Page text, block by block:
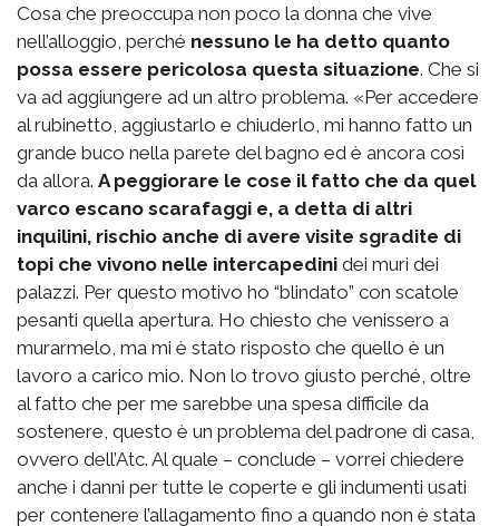
Cosa che preoccupa non poco la donna che vive
nell’alloggio, perché nessuno le ha detto quanto
possa essere pericolosa questa situazione. Che si
va ad aggiungere ad un altro problema. «Per accedere
al rubinetto, aggiustarlo e chiuderlo, mi hanno fatto un
grande buco nella parete del bagno ed è ancora così
da allora. A peggiorare le cose il fatto che da quel
varco escano scarafaggi e, a detta di altri
inquilini, rischio anche di avere visite sgradite di
topi che vivono nelle intercapedini dei muri dei
palazzi. Per questo motivo ho “blindato” con scatole
pesanti quella apertura. Ho chiesto che venissero a
murarmelo, ma mi è stato risposto che quello è un
lavoro a carico mio. Non lo trovo giusto perché, oltre
al fatto che per me sarebbe una spesa difficile da
sostenere, questo è un problema del padrone di casa,
ovvero dell’Atc. Al quale – conclude – vorrei chiedere
anche i danni per tutte le coperte e gli indumenti usati
per contenere l’allagamento fino a quando non è stata